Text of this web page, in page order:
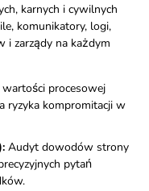
karnych i cywilnych
komunikatory, logi,
i zarządy na każdym
wartości procesowej
ryzyka kompromitacji w
Audyt dowodów strony
pytań